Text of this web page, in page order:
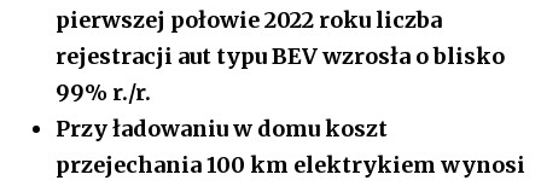
pierwszej połowie 2022 roku liczba
rejestracji aut typu BEV wzrosła o blisko
99% r./r.
Przy ładowaniu w domu koszt
przejechania 100 km elektrykiem wynosi